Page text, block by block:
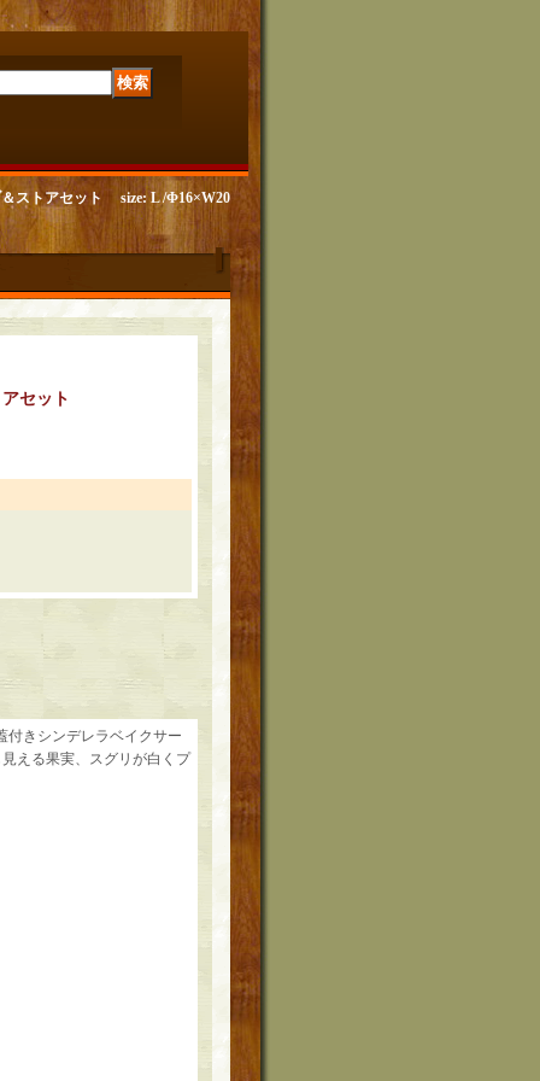
ストアセット size: L /Φ16×W20
アセット
付きシンデレラベイクサー
える果実、スグリが白くプ